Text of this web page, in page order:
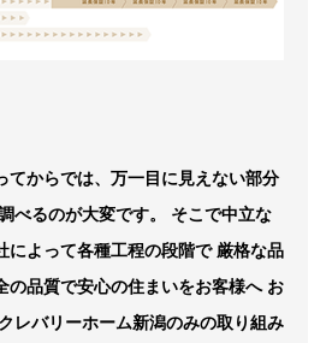
てからでは、万一目に見えない部分
べるのが大変です。
そこで中立な
によって各種工程の段階で厳格な品
の品質で安心の住まいをお客様へお
レバリーホーム新潟のみの取り組み